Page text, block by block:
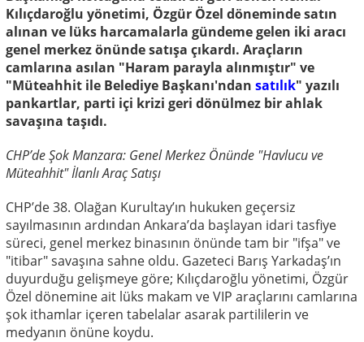
Kılıçdaroğlu yönetimi, Özgür Özel döneminde satın
alınan ve lüks harcamalarla gündeme gelen iki aracı
genel merkez önünde satışa çıkardı. Araçların
camlarına asılan "Haram parayla alınmıştır" ve
"Müteahhit ile Belediye Başkanı'ndan satılık" yazılı
pankartlar, parti içi krizi geri dönülmez bir ahlak
savaşına taşıdı.
CHP’de Şok Manzara: Genel Merkez Önünde "Havlucu ve
Müteahhit" İlanlı Araç Satışı
CHP’de 38. Olağan Kurultay’ın hukuken geçersiz
sayılmasının ardından Ankara’da başlayan idari tasfiye
süreci, genel merkez binasının önünde tam bir "ifşa" ve
"itibar" savaşına sahne oldu. Gazeteci Barış Yarkadaş’ın
duyurduğu gelişmeye göre; Kılıçdaroğlu yönetimi, Özgür
Özel dönemine ait lüks makam ve VIP araçlarını camlarına
şok ithamlar içeren tabelalar asarak partililerin ve
medyanın önüne koydu.